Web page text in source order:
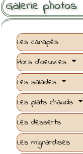
Galerie photos
Les canapés
Hors d'oeuvres
Les salades
Les plats chauds
Les desserts
Les mignardises